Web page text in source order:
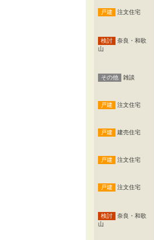
注文住宅
奈良・和歌
山
雑談
注文住宅
建売住宅
注文住宅
注文住宅
奈良・和歌
山